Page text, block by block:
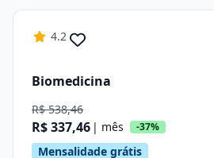
4.2
Biomedicina
R$ 538,46
R$ 337,46 | mês -37%
Mensalidade grátis